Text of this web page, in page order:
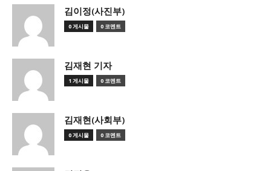
김이정(사진부)
0 게시물 0 코멘트
김재현 기자
1 게시물 0 코멘트
김재현(사회부)
0 게시물 0 코멘트